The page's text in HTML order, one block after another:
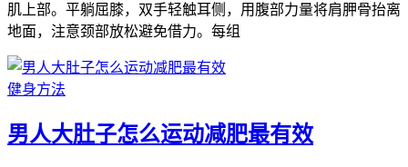
肌上部。平躺屈膝，双手轻触耳侧，用腹部力量将肩胛骨抬离
地面，注意颈部放松避免借力。每组
健身方法
男人大肚子怎么运动减肥最有效